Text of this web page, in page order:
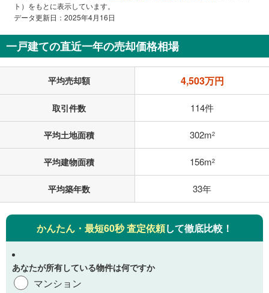
ト）をもとに表示しています。
データ更新日：2025年4月16日
一戸建ての直近一年の売却価格相場
平均売却額 4,503万円
取引件数 114件
平均土地面積 302m2
平均建物面積 156m2
平均築年数 33年
かんたん・最短60秒 査定依頼して徹底比較！
あなたが所有している物件は何ですか
マンション